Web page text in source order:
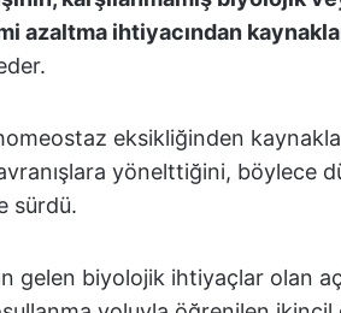
azaltma ihtiyacından
eksikliğinden
yönelttiğini, böylece
sürdü.
gelen biyolojik ihtiyaçlar olan